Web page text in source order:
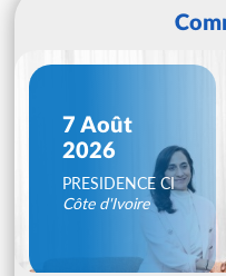
7 Août
2026
PRESIDENCE CI
Côte d'Ivoire